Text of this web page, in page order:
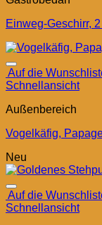
Einweg-Geschirr,
Auf die
Schnellansicht
Außenbereich
Vogelkäfig,
Neu
Auf die
Schnellansicht